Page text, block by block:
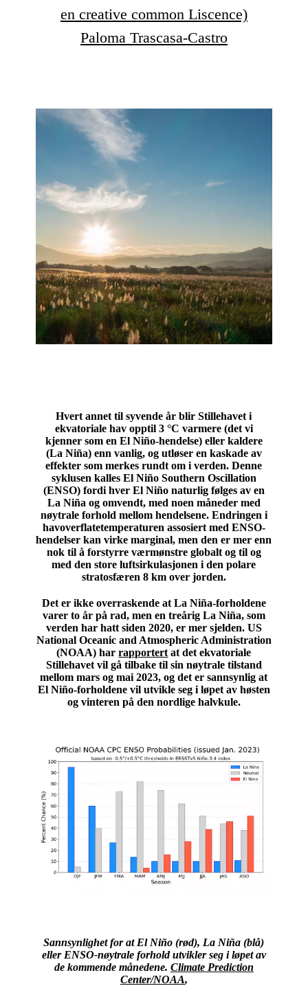
en creative common Liscence)
Paloma Trascasa-Castro
Hvert annet til syvende år blir Stillehavet i
ekvatoriale hav opptil 3 °C varmere (det vi
kjenner som en El Niño-hendelse) eller kaldere
(La Niña) enn vanlig, og utløser en kaskade av
effekter som merkes rundt om i verden. Denne
syklusen kalles El Niño Southern Oscillation
(ENSO) fordi hver El Niño naturlig følges av en
La Niña og omvendt, med noen måneder med
nøytrale forhold mellom hendelsene. Endringen i
havoverflatetemperaturen assosiert med ENSO-
hendelser kan virke marginal, men den er mer enn
nok til å forstyrre værmønstre globalt og til og
med den store luftsirkulasjonen i den polare
stratosfæren 8 km over jorden.
Det er ikke overraskende at La Niña-forholdene
varer to år på rad, men en treårig La Niña, som
verden har hatt siden 2020, er mer sjelden. US
National Oceanic and Atmospheric Administration
(NOAA) harrapportert at det ekvatoriale
Stillehavet vil gå tilbake til sin nøytrale tilstand
mellom mars og mai 2023, og det er sannsynlig at
El Niño-forholdene vil utvikle seg i løpet av høsten
og vinteren på den nordlige halvkule.
Sannsynlighet for at El Niño (rød), La Niña (blå)
eller ENSO-nøytrale forhold utvikler seg i løpet av
de kommende månedene. Climate Prediction
Center/NOAA,